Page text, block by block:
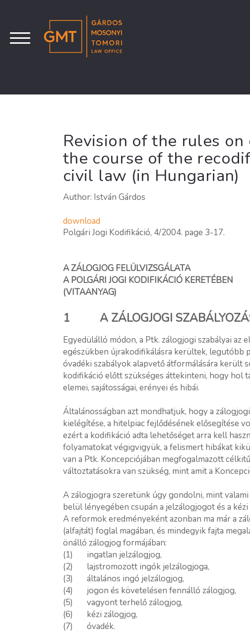
Revision of the rules on
the course of the
civil law (in Hungarian)
Author: István Gárdos
download
Polgári Jogi Kodifikáció, 4/2004. page 3-17.
A ZÁLOGJOG FELÜLVIZSGÁLATA
A POLGÁRI JOGI KODIFIKÁCIÓ KERETÉBEN
(VITAANYAG)
1 A ZÁLOGJOGI
Egyedülálló módon, a Ptk. zálogjogi szabályai az
egészükben újrakodifikálásra kerültek, legutóbb
óvadéki szabályok alapvető átformálására került
kodifikáció előtt szükséges áttekinteni, hogy hol
elemei, sajátosságai, erényei és hibái.
Általánosságban azt mondhatjuk, hogy a
kielégítése, a hitelpiac fejlődésének elősegítése
ezért a kodifikáció adta lehetőséget arra kell
folyamatokat végigvigyük, a felismert hibákat
van a Ptk. Koncepciójában megfogalmazott
változtatásokra van szükség, mint amit a
A zálogjogra szeretünk úgy gondolni, mint
belül lényegében csupán a jelzálogjogot és a
A reformok eredményeként azonban ma már a
(alfajtát) foglal magában, és mindegyik fajta
önálló zálogjog formájában:
(1) ingatlan jelzálogjog,
(2) lajstromozott ingók jelzálogjoga,
(3) általános ingó jelzálogjog,
(4) jogon és követelésen fennálló zálogjog,
(5) vagyont terhelő zálogjog,
(6) kézi zálogjog,
(7) óvadék.